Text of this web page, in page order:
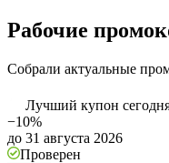
Рабочие
Собрали актуальные
Лучший купон
−10%
до 31 августа 2026
Проверен